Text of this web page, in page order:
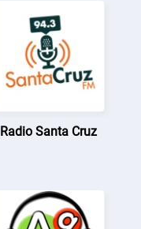
Radio Santa Cruz